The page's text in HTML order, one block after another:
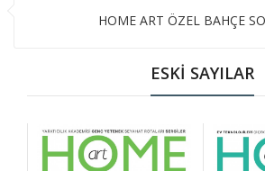
HOME ART ÖZEL BAHÇE
ESKİ SAYILAR